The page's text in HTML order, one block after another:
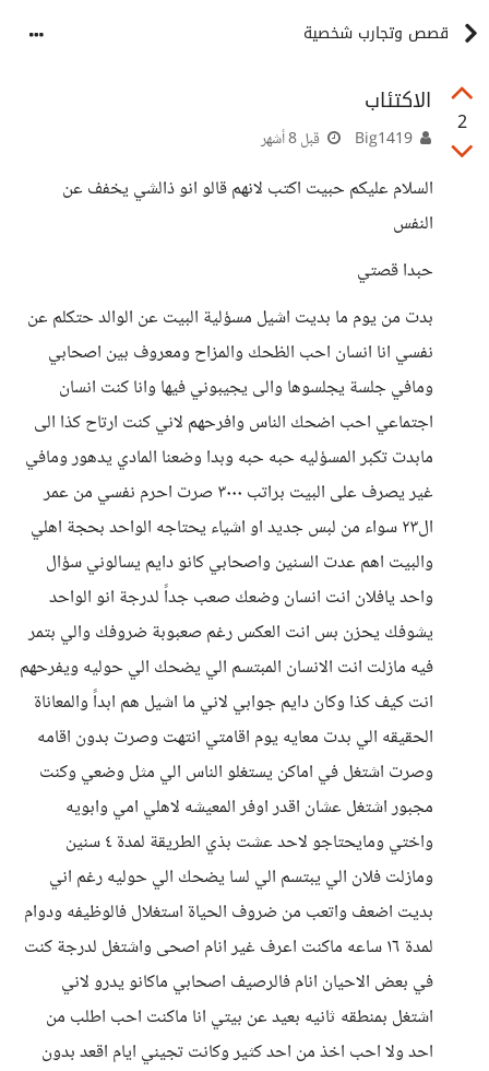
قصص وتجارب شخصية
2
الاكتئاب
قبل 8 أشهر
السلام عليكم حبيت اكتب لانهم قالو انو ذالشي يخفف عن
النفس
حبدا قصتي
بدت من يوم ما بديت اشيل مسؤلية البيت عن الوالد حتكلم عن
نفسي انا انسان احب الظحك والمزاح ومعروف بين اصحابي
ومافي جلسة يجلسوها والى يجيبوني فيها وانا كنت انسان
اجتماعي احب اضحك الناس وافرحهم لاني كنت ارتاح كذا الى
مابدت تكبر المسؤليه حبه حبه وبدا وضعنا المادي يدهور ومافي
غير يصرف على البيت براتب ٣٠٠٠ صرت احرم نفسي من عمر
ال٢٣ سواء من لبس جديد او اشياء يحتاجه الواحد بحجة اهلي
والبيت اهم عدت السنين واصحابي كانو دايم يسالوني سؤال
واحد يافلان انت انسان وضعك صعب جداً لدرجة انو الواحد
يشوفك يحزن بس انت العكس رغم صعبوبة ضروفك والي بتمر
فيه مازلت انت الانسان المبتسم الي يضحك الي حوليه ويفرحهم
انت كيف كذا وكان دايم جوابي لاني ما اشيل هم ابداً والمعاناة
الحقيقه الي بدت معايه يوم اقامتي انتهت وصرت بدون اقامه
وصرت اشتغل في اماكن يستغلو الناس الي مثل وضعي وكنت
مجبور اشتغل عشان اقدر اوفر المعيشه لاهلي امي وابويه
واختي ومايحتاجو لاحد عشت بذي الطريقة لمدة ٤ سنين
ومازلت فلان الي يبتسم الي لسا يضحك الي حوليه رغم اني
بديت اضعف واتعب من ضروف الحياة استغلال فالوظيفه ودوام
لمدة ١٦ ساعه ماكنت اعرف غير انام اصحى واشتغل لدرجة كنت
في بعض الاحيان انام فالرصيف اصحابي ماكانو يدرو لاني
اشتغل بمنطقه ثانيه بعيد عن بيتي انا ماكنت احب اطلب من
احد ولا احب اخذ من احد كثير وكانت تجيني ايام اقعد بدون